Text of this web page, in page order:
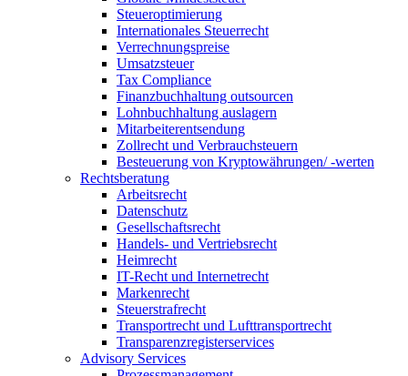
Steueroptimierung
Internationales Steuerrecht
Verrechnungspreise
Umsatzsteuer
Tax Compliance
Finanzbuchhaltung outsourcen
Lohnbuchhaltung auslagern
Mitarbeiterentsendung
Zollrecht und Verbrauchsteuern
Besteuerung von Kryptowährungen/ -werten
Rechtsberatung
Arbeitsrecht
Datenschutz
Gesellschaftsrecht
Handels- und Vertriebsrecht
Heimrecht
IT-Recht und Internetrecht
Markenrecht
Steuerstrafrecht
Transportrecht und Lufttransportrecht
Transparenzregisterservices
Advisory Services